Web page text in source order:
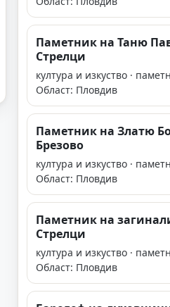
Паметник на Таню
Стрелци
култура и изкуство ·
Област: Пловдив
Паметник на Златю
Брезово
култура и изкуство ·
Област: Пловдив
Паметник на
Стрелци
култура и изкуство ·
Област: Пловдив